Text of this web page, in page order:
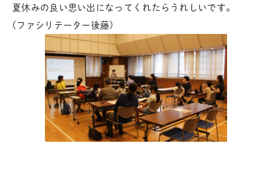
夏休みの良い思い出になってくれたらうれしいです。
(ファシリテーター後藤)